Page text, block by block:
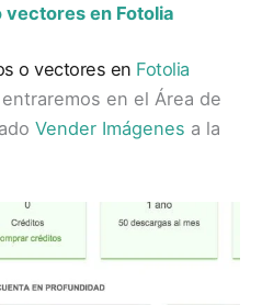
en Fotolia
o vectores en Fotolia
en el Área de
Vender Imágenes a la